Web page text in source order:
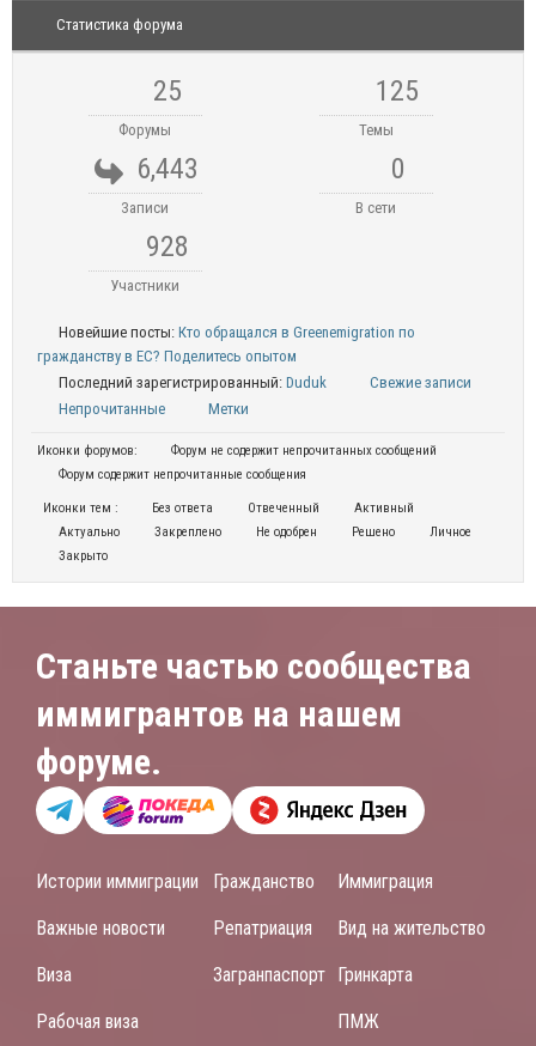
Статистика форума
25
Форумы
125
Темы
6,443
Записи
0
В сети
928
Участники
Новейшие посты: Кто обращался в Greenemigration по
гражданству в ЕС? Поделитесь опытом
Последний зарегистрированный: Duduk
Свежие записи
Непрочитанные
Метки
Иконки форумов:
Форум не содержит непрочитанных сообщений
Форум содержит непрочитанные сообщения
Иконки тем : Без ответа Отвеченный
Активный
Актуально
Закреплено Не одобрен Решено
Личное
Закрыто
Станьте частью сообщества
иммигрантов на нашем
форуме.
Истории иммиграции
Важные новости
Виза
Рабочая виза
Гражданство
Репатриация
Загранпаспорт
Иммиграция
Вид на жительство
Гринкарта
ПМЖ